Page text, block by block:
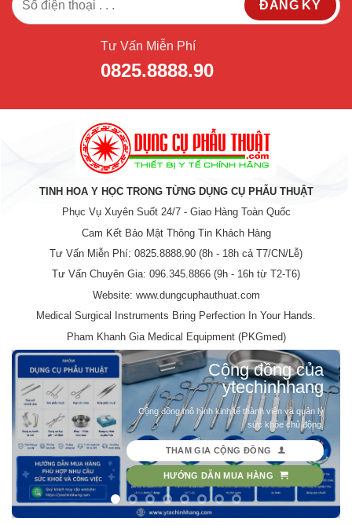
Tư Vấn Miễn Phí
0825.8888.90
TINH HOA Y HỌC TRONG TỪNG DỤNG CỤ PHẪU THUẬT
Phục Vụ Xuyên Suốt 24/7 - Giao Hàng Toàn Quốc
Cam Kết Bảo Mật Thông Tin Khách Hàng
Tư Vấn Miễn Phí: 0825.8888.90 (8h - 18h cả T7/CN/Lễ)
Tư Vấn Chuyên Gia: 096.345.8866 (9h - 16h từ T2-T6)
Website: www.dungcuphauthuat.com
Medical Surgical Instruments Bring Perfection In Your Hands.
Pham Khanh Gia Medical Equipment (PKGmed)
Cộng đồng của
ytechinhhang
Cộng đồng mô hình kinh tế thành viên và quản lý
sức khỏe chủ động.
THAM GIA CỘNG ĐỒNG
HƯỚNG DẪN MUA HÀNG